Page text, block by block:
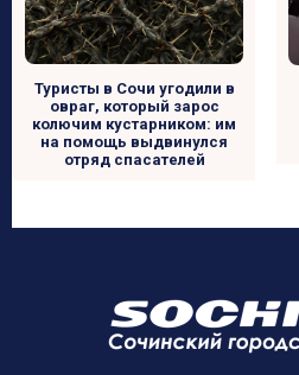
Туристы в Сочи угодили в
овраг, который зарос
колючим кустарником: им
на помощь выдвинулся
отряд спасателей